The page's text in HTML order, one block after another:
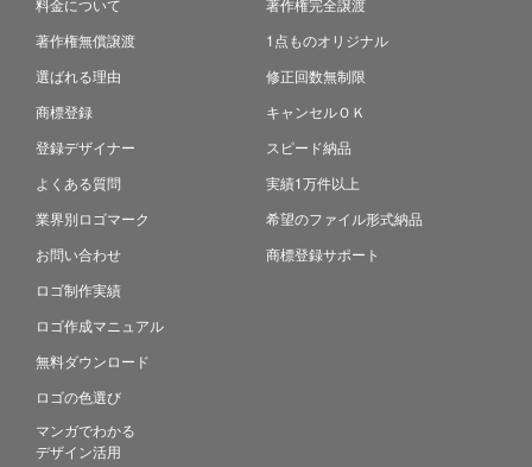
料金について
著作権無償譲渡
選ばれる理由
商標登録
登録デザイナー
よくある質問
業界別ロゴマーク
お問い合わせ
ロゴ制作実績
ロゴ作成マニュアル
無料ダウンロード
ロゴの色選び
マンガでわかる
デザイン活用
著作権完全譲渡
1点ものオリジナル
修正回数無制限
キャンセルＯＫ
スピード納品
実績1万件以上
希望のファイル形式納品
商標登録サポート